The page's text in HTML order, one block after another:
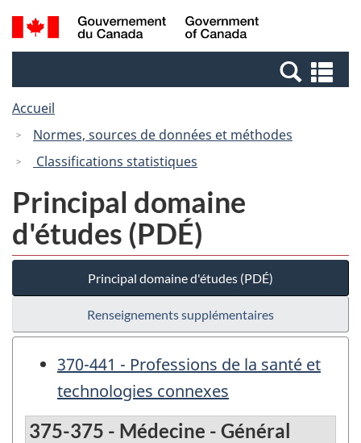
Passer
au
Passer
à
Canada
Recherche
et
et
Accueil
Normes, sources de données et méthodes
Classifications statistiques
Principal domaine
d'études (PDÉ)
Principal domaine d'études (PDÉ)
Renseignements supplémentaires
370-441 - Professions de la santé et
technologies connexes
375-375 - Médecine - Général